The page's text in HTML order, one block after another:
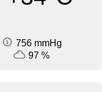
756 mmHg
97 %